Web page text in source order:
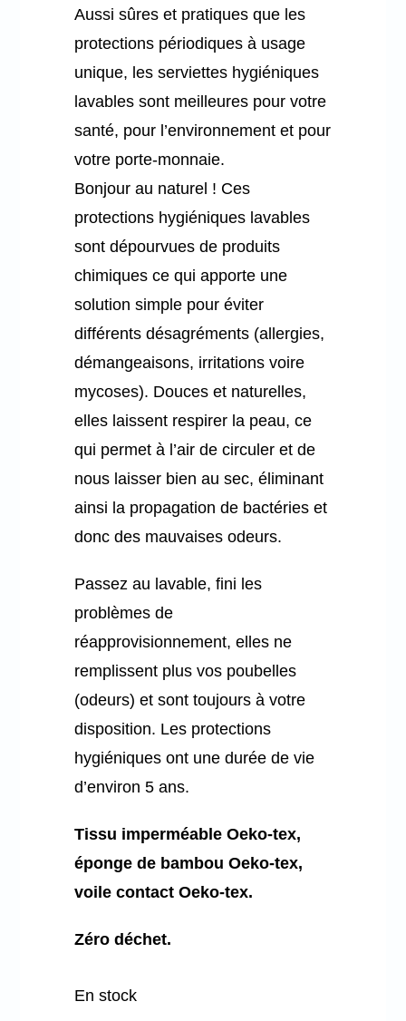
Aussi sûres et pratiques que les
protections périodiques à usage
unique, les serviettes hygiéniques
lavables sont meilleures pour votre
santé, pour l’environnement et pour
votre porte-monnaie.
Bonjour au naturel ! Ces
protections hygiéniques lavables
sont dépourvues de produits
chimiques ce qui apporte une
solution simple pour éviter
différents désagréments (allergies,
démangeaisons, irritations voire
mycoses). Douces et naturelles,
elles laissent respirer la peau, ce
qui permet à l’air de circuler et de
nous laisser bien au sec, éliminant
ainsi la propagation de bactéries et
donc des mauvaises odeurs.
Passez au lavable, fini les
problèmes de
réapprovisionnement, elles ne
remplissent plus vos poubelles
(odeurs) et sont toujours à votre
disposition. Les protections
hygiéniques ont une durée de vie
d’environ 5 ans.
Tissu imperméable Oeko-tex,
éponge de bambou Oeko-tex,
voile contact Oeko-tex.
Zéro déchet.
En stock